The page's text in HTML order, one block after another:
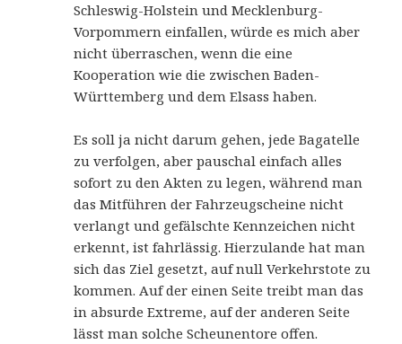
Schleswig-Holstein und Mecklenburg-
Vorpommern einfallen, würde es mich aber
nicht überraschen, wenn die eine
Kooperation wie die zwischen Baden-
Württemberg und dem Elsass haben.
Es soll ja nicht darum gehen, jede Bagatelle
zu verfolgen, aber pauschal einfach alles
sofort zu den Akten zu legen, während man
das Mitführen der Fahrzeugscheine nicht
verlangt und gefälschte Kennzeichen nicht
erkennt, ist fahrlässig. Hierzulande hat man
sich das Ziel gesetzt, auf null Verkehrstote zu
kommen. Auf der einen Seite treibt man das
in absurde Extreme, auf der anderen Seite
lässt man solche Scheunentore offen.